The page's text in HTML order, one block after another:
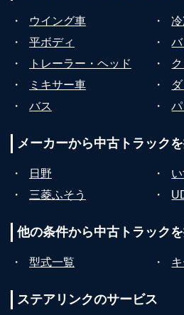
・ ウイング車 ・
・
平ボディ ・
・
トレーラー・ヘッド ・
・
ミキサー車 ・
・
バス ・
メーカーから中古トラック
・ 日野 ・
い
・
三菱ふそう ・
他の条件から中古トラック
・ 型式一覧 ・
ステアリンクのサービス